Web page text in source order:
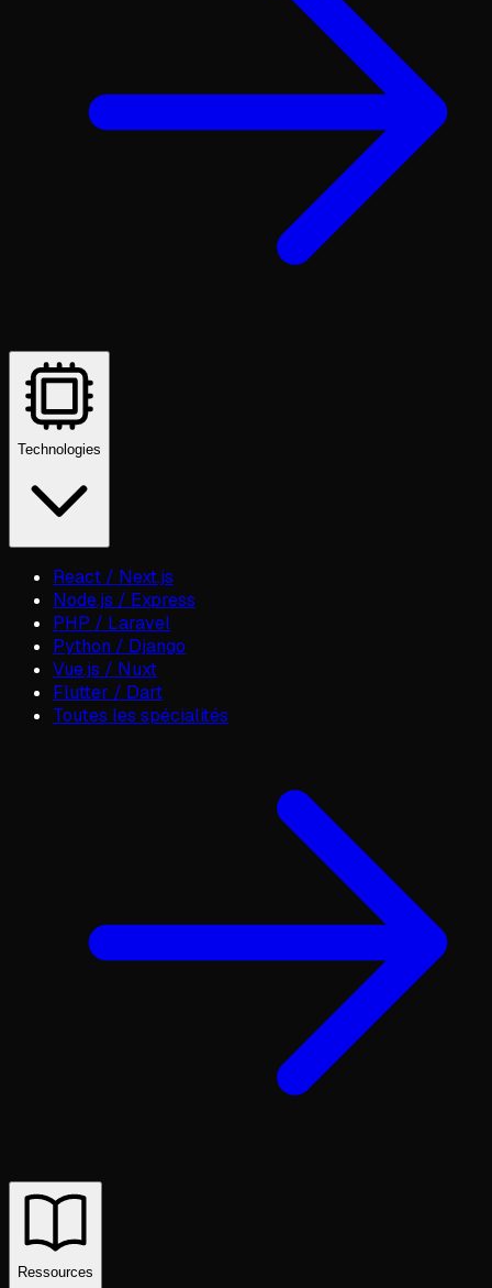
Technologies
React / Next.js
Node.js / Express
PHP / Laravel
Python / Django
Vue.js / Nuxt
Flutter / Dart
Toutes les spécialités
Ressources